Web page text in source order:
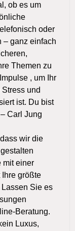
ob es um
oder
– ganz einfach
Themen zu
, um Ihr
und
ist. Du bist
Carl Jung
wir die
mit einer
Ihre größte
Sie es
Beratung.
Luxus,